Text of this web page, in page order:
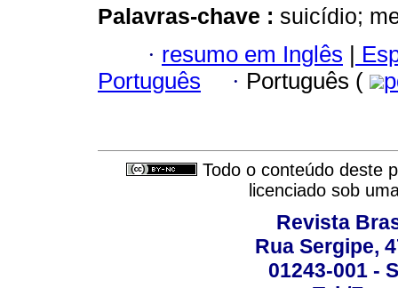
Palavras-chave : suicídio;
· resumo em Inglês |
Português
· Português (
Todo o conteúdo deste
licenciado sob
Revista
Rua Sergipe,
01243-001 -